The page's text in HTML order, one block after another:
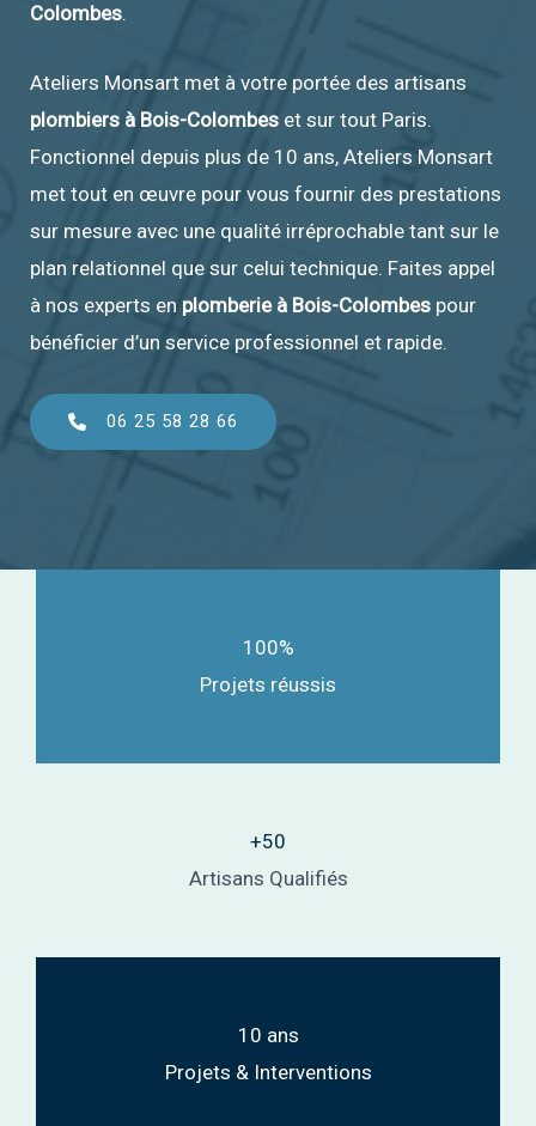
Colombes.
Ateliers Monsart met à votre portée des artisans
plombiers à Bois-Colombes et sur tout Paris.
Fonctionnel depuis plus de 10 ans, Ateliers Monsart
met tout en œuvre pour vous fournir des prestations
sur mesure avec une qualité irréprochable tant sur le
plan relationnel que sur celui technique. Faites appel
à nos experts en plomberie à Bois-Colombes pour
bénéficier d’un service professionnel et rapide.
06 25 58 28 66
100%
Projets réussis
+50
Artisans Qualifiés
10 ans
Projets & Interventions